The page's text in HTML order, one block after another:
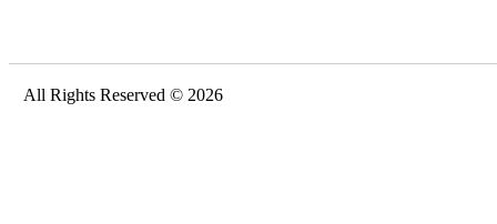
All Rights Reserved © 2026